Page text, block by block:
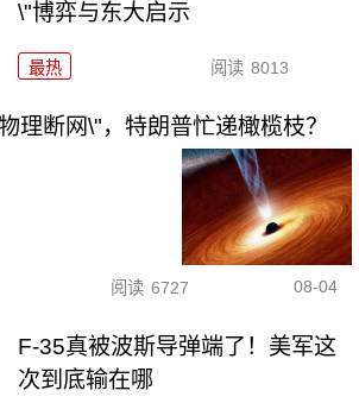
\"博弈与东大启示
最热 阅读 8013
理断网\"，特朗普忙递橄榄枝？
阅读 6727 08-04
F-35真被波斯导弹端了！美军这
次到底输在哪